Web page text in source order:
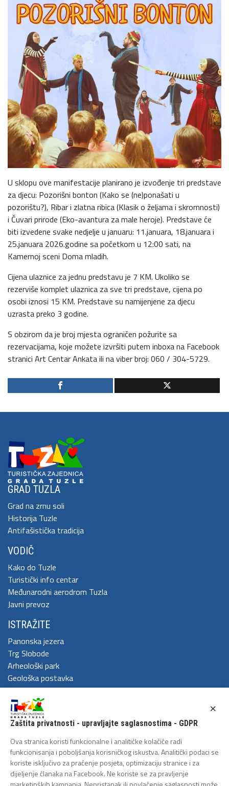
U sklopu ove manifestacije planirano je izvođenje tri predstave
za djecu: Pozorišni bonton (Kako se (ne)ponašati u
pozorištu?), Ribar i zlatna ribica (Klasik o željama i skromnosti)
i Čuvari prirode (Eko-avantura za male heroje). Predstave će
biti izvedene svake nedjelje u januaru: 11.januara, 18.januara i
25.januara 2026.godine sa početkom u 12:00 sati, na
Kamernoj sceni Doma mladih.
Cijena ulaznice za jednu predstavu je 7 KM. Ukoliko se
rezerviše komplet ulaznica za sve tri predstave, cijena po
osobi iznosi 15 KM. Predstave su namijenjene za djecu
uzrasta preko 3 godine.
S obzirom da je broj mjesta ograničen požurite sa
rezervacijama, koje možete izvršiti putem inboxa na Facebook
stranici Art Centar Ankata ili na viber broj: 060 / 304-5729.
GRAD TUZLA
Grad na zrnu soli
Historija Tuzle
Antifašistička tradicija
VODIČ
Kako do Tuzle
Turistički info centar
Međunarodni aerodrom Tuzla
Javni prevoz
ISTRAŽITE
Panonska jezera
Trg Slobode
Arheološki park
Geološka postavka
DOŽIVITE
Festival Kaleidoskop
Cum Grano Salis
Ljeto u Tuzli
Tuzlanski polumaraton
Tuzlanska biciklijada
Zaštita privatnosti - upravljajte saglasnostima - GDPR
×
Ova stranica koristi funkcionalne i analitičke kolačiće radi
funkcionisanja i poboljšanja korisničkog iskustva. Analitički podaci se
koriste isključivo za praćenje posjeta, optimizaciju stranice i za
dijeljenje članaka na Facebook. Ne koriste se za pravljenje